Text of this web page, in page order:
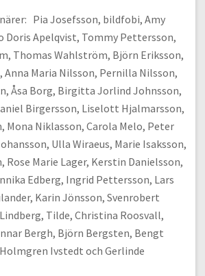
Pia Josefsson, bildfobi, Amy
Doris Apelqvist, Tommy Pettersson,
Thomas Wahlström, Björn Eriksson,
Anna Maria Nilsson, Pernilla Nilsson,
Åsa Borg, Birgitta Jorlind Johnsson,
Birgersson, Liselott Hjalmarsson,
Mona Niklasson, Carola Melo, Peter
Ulla Wiraeus, Marie Isaksson,
Rose Marie Lager, Kerstin Danielsson,
Edberg, Ingrid Pettersson, Lars
Karin Jönsson, Svenrobert
Tilde, Christina Roosvall,
Bergh, Björn Bergsten, Bengt
Ivstedt och Gerlinde